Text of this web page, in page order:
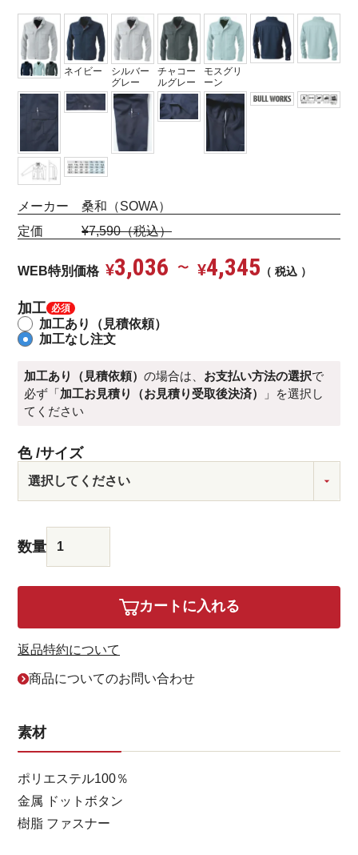
ネイビー
シルバー
グレー
チャコー
ルグレー
モスグリ
ーン
メーカー 桑和（SOWA）
定価 ¥7,590（税込）
WEB特別価格 ¥3,036 〜 ¥4,345 税込
加工
加工あり（見積依頼）
加工なし注文
加工あり（見積依頼） の場合は、 お支払い方法の選択で
必ず「加工お見積り（お見積り受取後決済）
」を選択し
てください
色 サイズ
カートに入れる
返品特約について
商品についてのお問い合わせ
素材
ポリエステル100％
金属 ドットボタン
樹脂 ファスナー